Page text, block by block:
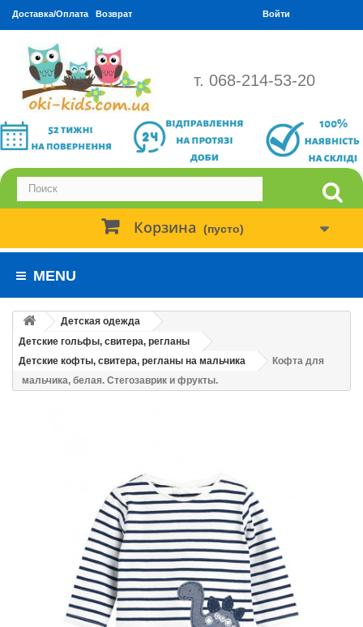
Доставка/Оплата Возврат Войти
т. 068-214-53-20
Корзина (пусто)
MENU
Детская одежда
Детские гольфы, свитера, регланы
Детские кофты, свитера, регланы на мальчика
Кофта для
мальчика, белая. Стегозаврик и фрукты.